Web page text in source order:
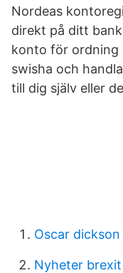
Nordeas
direkt på ditt
konto för ordning
swisha och
till dig själv eller
Oscar
Nyheter